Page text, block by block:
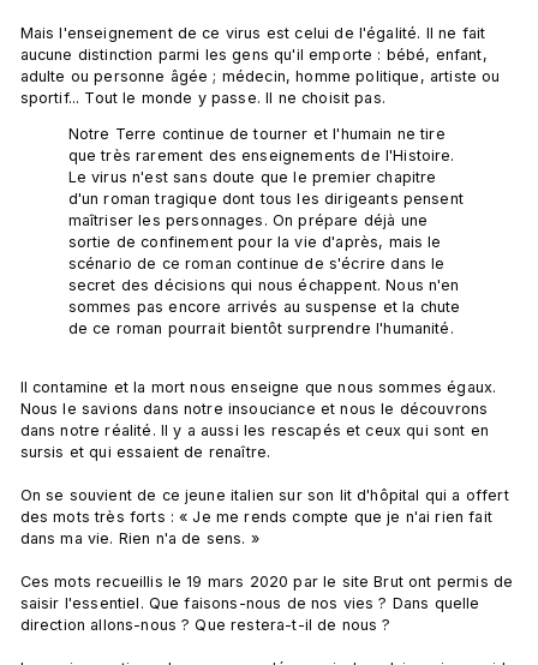
Mais l'enseignement de ce virus est celui de l'égalité. Il ne fait
aucune distinction parmi les gens qu'il emporte : bébé, enfant,
adulte ou personne âgée ; médecin, homme politique, artiste ou
Notre Terre continue de tourner et l'humain ne tire
que très rarement des enseignements de l'Histoire.
Le virus n'est sans doute que le premier chapitre
d'un roman tragique dont tous les dirigeants pensent
maîtriser les personnages. On prépare déjà une
sortie de confinement pour la vie d'après, mais le
scénario de ce roman continue de s'écrire dans le
secret des décisions qui nous échappent. Nous n'en
sommes pas encore arrivés au suspense et la chute
de ce roman pourrait bientôt surprendre l'humanité.
Il contamine et la mort nous enseigne que nous sommes égaux.
Nous le savions dans notre insouciance et nous le découvrons
dans notre réalité. Il y a aussi les rescapés et ceux qui sont en
sursis et qui essaient de renaître.
On se souvient de ce jeune italien sur son lit d'hôpital qui a offert
des mots très forts : « Je me rends compte que je n'ai rien fait
dans ma vie. Rien n'a de sens. »
Ces mots recueillis le 19 mars 2020 par le site Brut ont permis de
saisir l'essentiel. Que faisons-nous de nos vies ? Dans quelle
direction allons-nous ? Que restera-t-il de nous ?